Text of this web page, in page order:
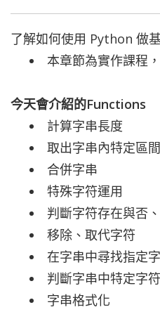
了解如何使用 Python 做
本章節為實作課程
今天會介紹的Functions
計算字串長度
取出字串內特定區
合併字串
特殊字符運用
判斷字符存在與否
移除、取代字符
在字串中尋找指定
判斷字串中特定字符
字串格式化